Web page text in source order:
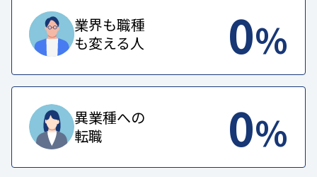
業界も職種
も変える人
0%
異業種への
転職
0%